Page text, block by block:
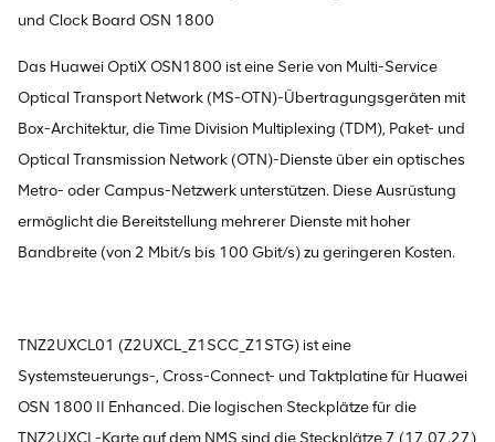
und Clock Board OSN 1800
Das Huawei OptiX OSN1800 ist eine Serie von Multi-Service
Optical Transport Network (MS-OTN)-Übertragungsgeräten mit
Box-Architektur, die Time Division Multiplexing (TDM), Paket- und
Optical Transmission Network (OTN)-Dienste über ein optisches
Metro- oder Campus-Netzwerk unterstützen. Diese Ausrüstung
ermöglicht die Bereitstellung mehrerer Dienste mit hoher
Bandbreite (von 2 Mbit/s bis 100 Gbit/s) zu geringeren Kosten.
TNZ2UXCL01 (Z2UXCL_Z1SCC_Z1STG) ist eine
Systemsteuerungs-, Cross-Connect- und Taktplatine für Huawei
OSN 1800 II Enhanced. Die logischen Steckplätze für die
TNZ2UXCL-Karte auf dem NMS sind die Steckplätze 7 (17.07.27)